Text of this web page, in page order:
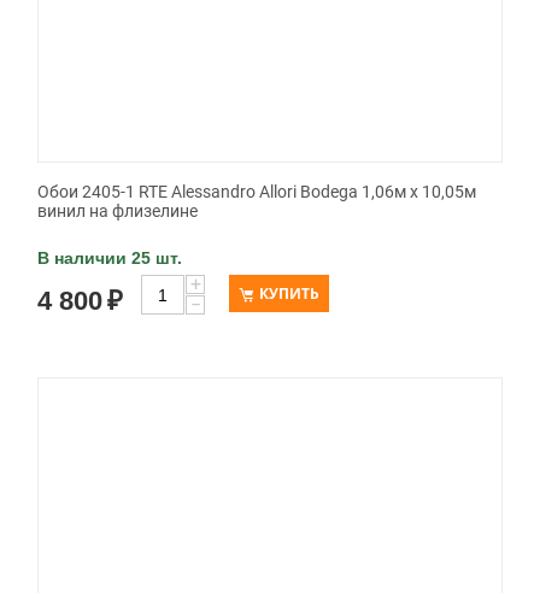
Обои 2405-1 RTE Alessandro Allori Bodega 1,06м х 10,05м
винил на флизелине
В наличии 25 шт.
4 800₽
+
−
КУПИТЬ